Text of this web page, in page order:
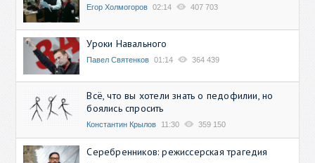
Егор Холмогоров 02:14 407 703
Уроки Навального
Павел Святенков 01:14 364 439
Всё, что вы хотели знать о педофилии, но
боялись спросить
Константин Крылов 11:30 359 150
Серебренников: режиссерская трагедия